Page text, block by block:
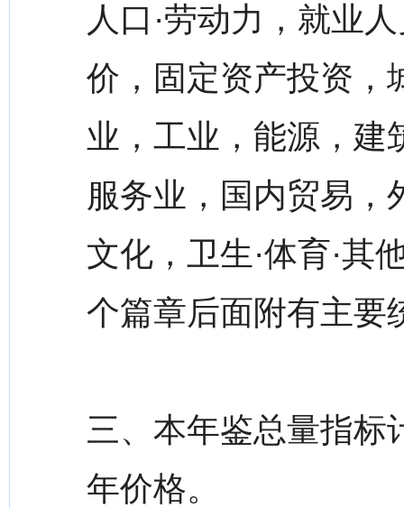
人口·劳动力，就业
价，固定资产投资，
业，工业，能源，建
服务业，国内贸易，
文化，卫生·体育·其
个篇章后面附有主要
三、本年鉴总量指标
年价格。